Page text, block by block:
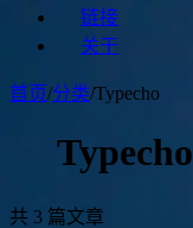
链接
关于
首页/分类/Typecho
Typecho
共 3 篇文章